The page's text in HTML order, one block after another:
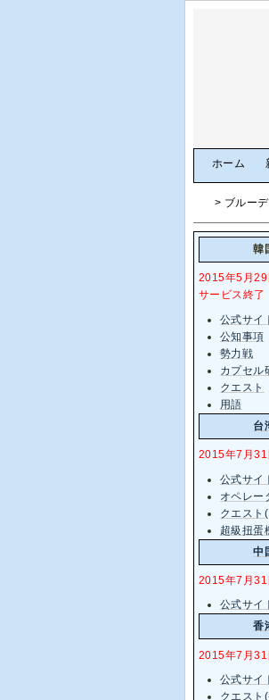
ホーム
> ブルー
韓
2015年5月
サービス終了
公式サイ
公知事項
勢力戦
カプセル
クエスト
用語
台
2015年7月31
公式サイ
オペレー
クエスト
超級扭蛋
中
2015年7月31
公式サイ
香
2015年7月31
公式サイ
クエスト